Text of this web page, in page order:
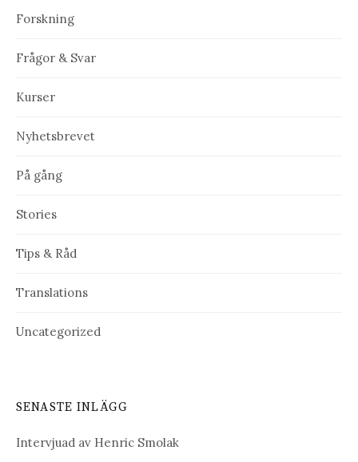
Forskning
Frågor & Svar
Kurser
Nyhetsbrevet
På gång
Stories
Tips & Råd
Translations
Uncategorized
SENASTE INLÄGG
Intervjuad av Henric Smolak